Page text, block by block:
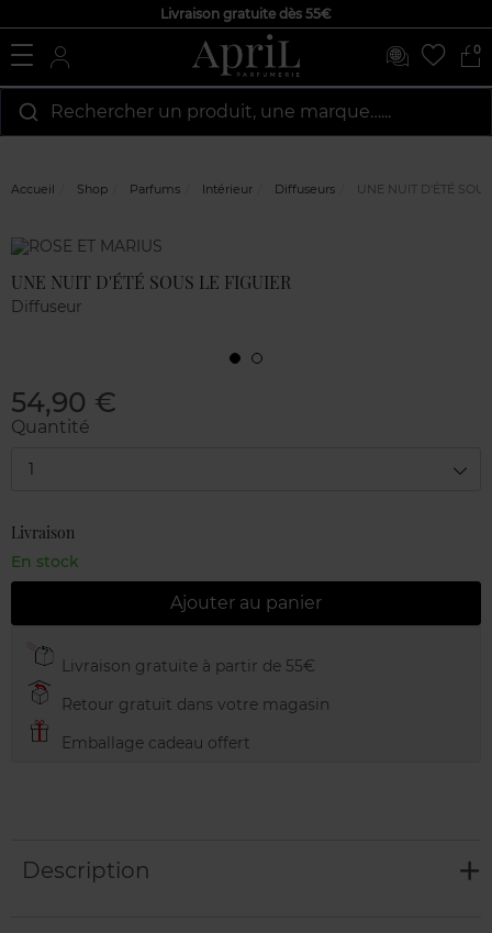
Livraison gratuite dès 55€
0
Rechercher un produit, une marque…...
Accueil Shop Parfums Intérieur Diffuseurs UNE NUIT D'ÉTÉ
Marque
clients
UNE NUIT D'ÉTÉ SOUS LE FIGUIER
Diffuseur
54,90 €
Quantité
1
Livraison
En stock
Ajouter au panier
Livraison gratuite à partir de 55€
Retour gratuit dans votre magasin
Emballage cadeau offert
Description